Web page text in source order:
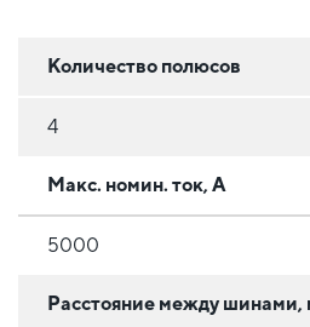
Количество полюсов
4
Макс. номин. ток, А
5000
Расстояние между шинами,